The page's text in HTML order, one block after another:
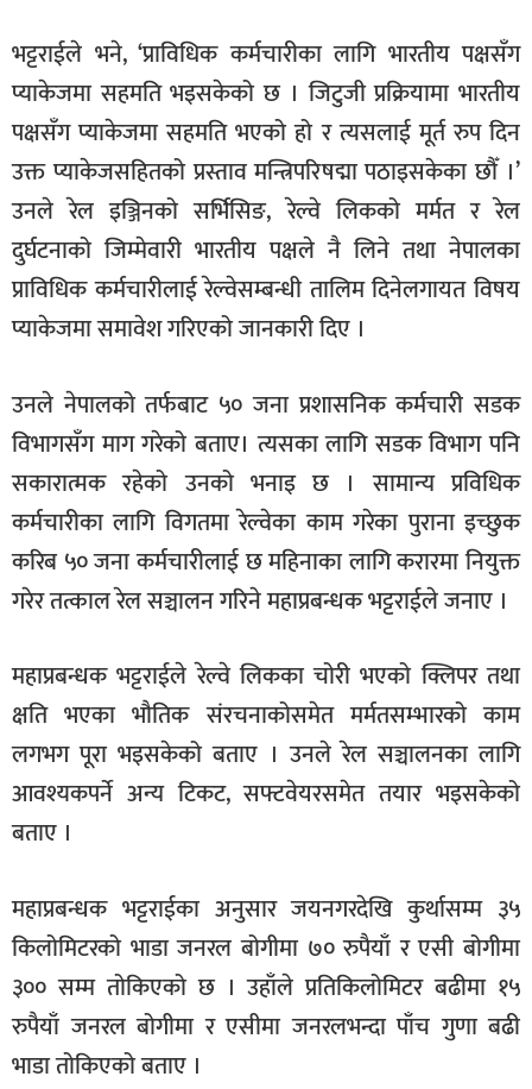
भट्टराईले भने, ‘प्राविधिक कर्मचारीका लागि भारतीय पक्षसँग
प्याकेजमा सहमति भइसकेको छ । जिटुजी प्रक्रियामा भारतीय
पक्षसँग प्याकेजमा सहमति भएको हो र त्यसलाई मूर्त रुप दिन
उक्त प्याकेजसहितको प्रस्ताव मन्त्रिपरिषद्मा पठाइसकेका छौँ ।’
उनले रेल इञ्जिनको सर्भिसिङ, रेल्वे लिकको मर्मत र रेल
दुर्घटनाको जिम्मेवारी भारतीय पक्षले नै लिने तथा नेपालका
प्राविधिक कर्मचारीलाई रेल्वेसम्बन्धी तालिम दिनेलगायत विषय
प्याकेजमा समावेश गरिएको जानकारी दिए ।
उनले नेपालको तर्फबाट ५० जना प्रशासनिक कर्मचारी सडक
विभागसँग माग गरेको बताए। त्यसका लागि सडक विभाग पनि
सकारात्मक रहेको उनको भनाइ छ । सामान्य प्रविधिक
कर्मचारीका लागि विगतमा रेल्वेका काम गरेका पुराना इच्छुक
करिब ५० जना कर्मचारीलाई छ महिनाका लागि करारमा नियुक्त
गरेर तत्काल रेल सञ्चालन गरिने महाप्रबन्धक भट्टराईले जनाए ।
महाप्रबन्धक भट्टराईले रेल्वे लिकका चोरी भएको क्लिपर तथा
क्षति भएका भौतिक संरचनाकोसमेत मर्मतसम्भारको काम
लगभग पूरा भइसकेको बताए । उनले रेल सञ्चालनका लागि
आवश्यकपर्ने अन्य टिकट, सफ्टवेयरसमेत तयार भइसकेको
बताए ।
महाप्रबन्धक भट्टराईका अनुसार जयनगरदेखि कुर्थासम्म ३५
किलोमिटरको भाडा जनरल बोगीमा ७० रुपैयाँ र एसी बोगीमा
३०० सम्म तोकिएको छ । उहाँले प्रतिकिलोमिटर बढीमा १५
रुपैयाँ जनरल बोगीमा र एसीमा जनरलभन्दा पाँच गुणा बढी
भाडा तोकिएको बताए ।